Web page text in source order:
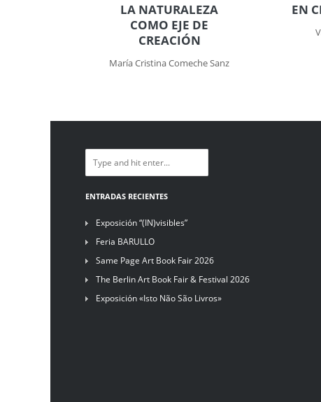
LA NATURALEZA
COMO EJE DE
CREACIÓN
María Cristina Comeche Sanz
EN
ENTRADAS RECIENTES
Exposición “(IN)visibles”
Feria BARULLO
Same Page Art Book Fair 2026
The Berlin Art Book Fair & Festival 2026
Exposición «Isto Não São Livros»